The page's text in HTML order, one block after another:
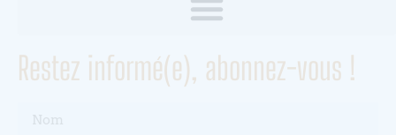
Restez informé(e), abonnez-vous !